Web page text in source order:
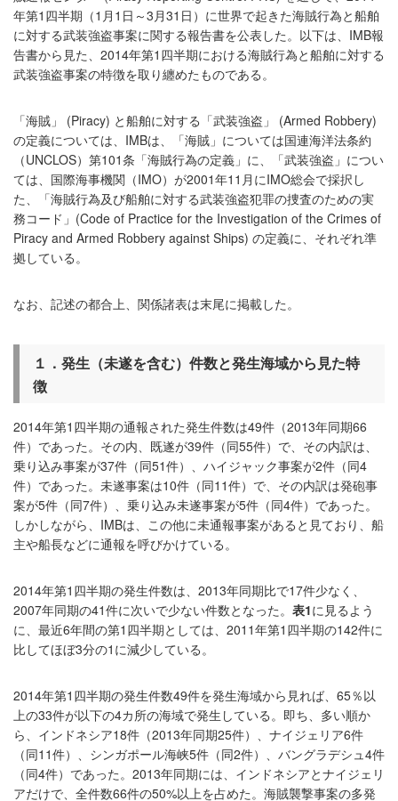
年第1四半期（1月1日～3月31日）に世界で起きた海賊行為と船舶
に対する武装強盗事案に関する報告書を公表した。以下は、IMB報
告書から見た、2014年第1四半期における海賊行為と船舶に対する
武装強盗事案の特徴を取り纏めたものである。
「海賊」 (Piracy) と船舶に対する「武装強盗」 (Armed Robbery)
の定義については、IMBは、「海賊」については国連海洋法条約
（UNCLOS）第101条「海賊行為の定義」に、「武装強盗」につい
ては、国際海事機関（IMO）が2001年11月にIMO総会で採択し
た、「海賊行為及び船舶に対する武装強盗犯罪の捜査のための実
務コード」(Code of Practice for the Investigation of the Crimes of
Piracy and Armed Robbery against Ships) の定義に、それぞれ準
拠している。
なお、記述の都合上、関係諸表は末尾に掲載した。
１．発生（未遂を含む）件数と発生海域から見た特
徴
2014年第1四半期の通報された発生件数は49件（2013年同期66
件）であった。その内、既遂が39件（同55件）で、その内訳は、
乗り込み事案が37件（同51件）、ハイジャック事案が2件（同4
件）であった。未遂事案は10件（同11件）で、その内訳は発砲事
案が5件（同7件）、乗り込み未遂事案が5件（同4件）であった。
しかしながら、IMBは、この他に未通報事案があると見ており、船
主や船長などに通報を呼びかけている。
2014年第1四半期の発生件数は、2013年同期比で17件少なく、
2007年同期の41件に次いで少ない件数となった。 表1に見るよう
に、最近6年間の第1四半期としては、2011年第1四半期の142件に
比してほぼ3分の1に減少している。
2014年第1四半期の発生件数49件を発生海域から見れば、65％以
上の33件が以下の4カ所の海域で発生している。即ち、多い順か
ら、インドネシア18件（2013年同期25件）、ナイジェリア6件
（同11件）、シンガポール海峡5件（同2件）、バングラデシュ4件
（同4件）であった。2013年同期には、インドネシアとナイジェリ
アだけで、全件数66件の50%以上を占めた。海賊襲撃事案の多発